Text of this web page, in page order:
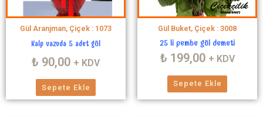
Gül Aranjman, Çiçek : 1073
Kalp vazoda 5 adet gül
₺ 90,00 + KDV
Sepete Ekle
Gül Buket, Çiçek : 3008
25 li pembe gül demeti
₺ 199,00 + KDV
Sepete Ekle